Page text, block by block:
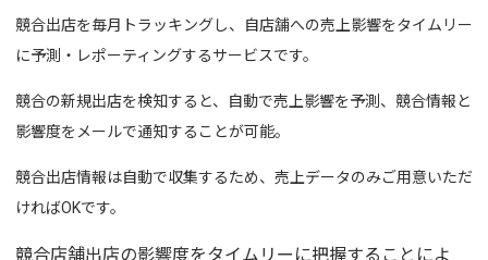
競合出店を毎月トラッキングし、自店舗への売上影響をタイムリー
に予測・レポーティングするサービスです。
競合の新規出店を検知すると、自動で売上影響を予測、競合情報と
影響度をメールで通知することが可能。
競合出店情報は自動で収集するため、売上データのみご用意いただ
ければOKです。
競合店舗出店の影響度をタイムリーに把握することによ